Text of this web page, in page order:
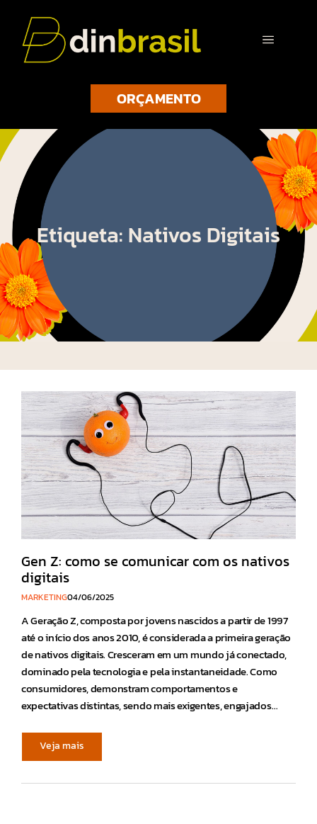
ORÇAMENTO
Etiqueta: Nativos Digitais
Gen Z: como se comunicar com os nativos
digitais
MARKETING04/06/2025
A Geração Z, composta por jovens nascidos a partir de 1997
até o início dos anos 2010, é considerada a primeira geração
de nativos digitais. Cresceram em um mundo já conectado,
dominado pela tecnologia e pela instantaneidade. Como
consumidores, demonstram comportamentos e
expectativas distintas, sendo mais exigentes, engajados…
Veja mais